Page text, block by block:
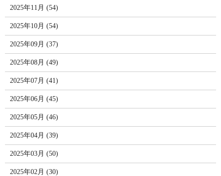
2025年11月 (54)
2025年10月 (54)
2025年09月 (37)
2025年08月 (49)
2025年07月 (41)
2025年06月 (45)
2025年05月 (46)
2025年04月 (39)
2025年03月 (50)
2025年02月 (30)